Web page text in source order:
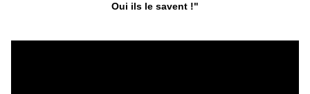
Oui ils le savent !"